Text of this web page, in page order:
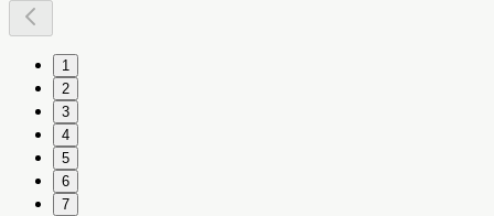
1
2
3
4
5
6
7